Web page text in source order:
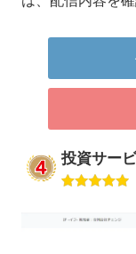
投資サー